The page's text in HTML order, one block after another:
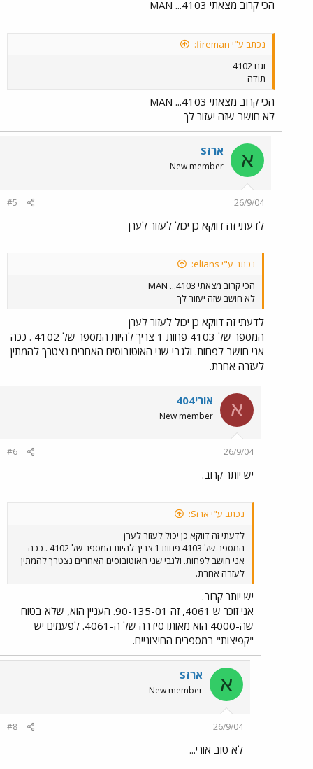
הכי קרוב מצאתי 4103... MAN
נכתב ע"י fireman:
וגם 4102
תודה
הכי קרוב מצאתי 4103... MAN
לא חושב שזה יעזור לך
א ארזS
New member
26/9/04
#5
לדעתי זה דווקא כן יכול לעזור לערן
נכתב ע"י elians:
הכי קרוב מצאתי 4103... MAN
לא חושב שזה יעזור לך
לדעתי זה דווקא כן יכול לעזור לערן
המספר של 4103 פחות 1 צריך להיות המספר של 4102 . ככה
אני חושב לפחות. ולגבי שני האוטובוסים האחרים נצטרך להמתין
לעזרה אחרת.
א אורי404
New member
26/9/04
#6
יש יותר קרוב.
נכתב ע"י ארזS:
לדעתי זה דווקא כן יכול לעזור לערן
המספר של 4103 פחות 1 צריך להיות המספר של 4102 . ככה
אני חושב לפחות. ולגבי שני האוטובוסים האחרים נצטרך להמתין
לעזרה אחרת.
יש יותר קרוב.
אני זוכר ש 4061, זה 90-135-01. העניין הוא, שלא בטוח
שה-4000 הוא מאותו סידרה של ה-4061. לפעמים יש
"קפיצות" במספרים החיצוניים.
א ארזS
New member
26/9/04
#8
לא טוב אורי...